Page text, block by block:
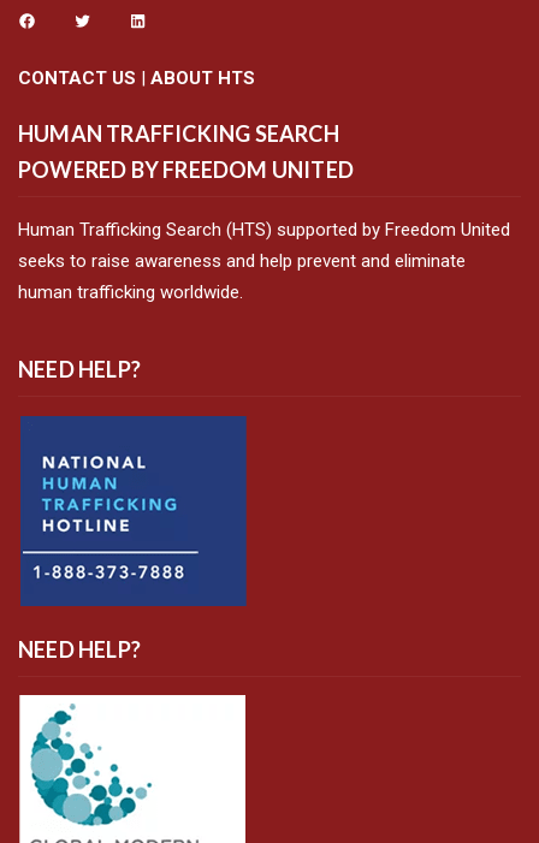
CONTACT US | ABOUT HTS
HUMAN TRAFFICKING SEARCH
POWERED BY FREEDOM UNITED
Human Trafficking Search (HTS) supported by Freedom United
seeks to raise awareness and help prevent and eliminate
human trafficking worldwide.
NEED HELP?
NEED HELP?